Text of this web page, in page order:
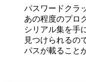
パスワードクラ
あの程度のプロ
シリアル集を手
見つけられるの
パスが載ること